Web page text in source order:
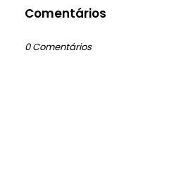
Comentários
0 Comentários